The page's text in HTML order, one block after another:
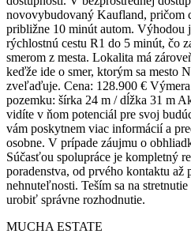
novovybudovaný Kaufland, pričom
približne 10 minút autom. Výhodou
rýchlostnú cestu R1 do 5 minút, čo
smerom z mesta. Lokalita má
keďže ide o smer, ktorým sa mesto
zveľaďuje. Cena: 128.900 €
pozemku: šírka 24 m / dĺžka 31 m
vidíte v ňom potenciál pre svoj
vám poskytnem viac informácií a
osobne. V prípade záujmu o
Súčasťou spolupráce je kompletný
poradenstva, od prvého kontaktu až
nehnuteľnosti. Teším sa na
urobiť správne rozhodnutie.
MUCHA ESTATE